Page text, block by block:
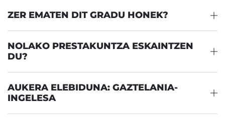
ZER EMATEN DIT GRADU HONEK?
NOLAKO PRESTAKUNTZA ESKAINTZEN
DU?
AUKERA ELEBIDUNA: GAZTELANIA-
INGELESA